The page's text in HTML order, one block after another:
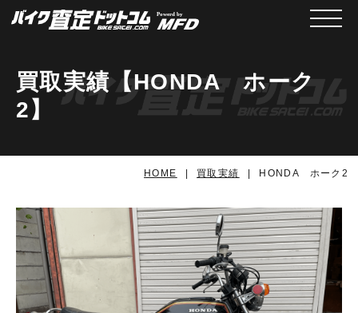
メニ
買取実績【HONDA ホーク
2】
HOME 買取実績 HONDA ホーク2